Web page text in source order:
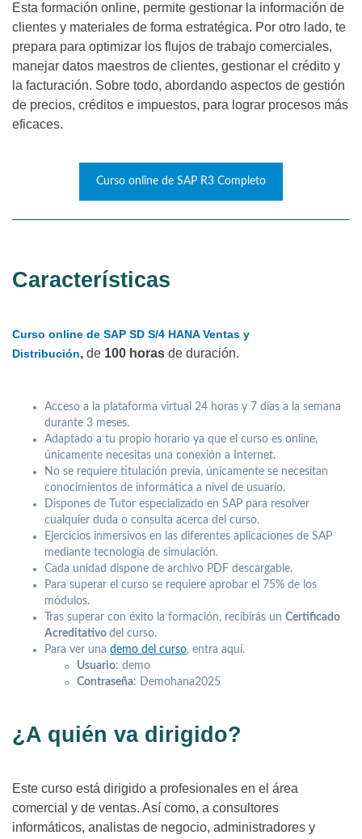
Esta formación online, permite gestionar la información de
clientes y materiales de forma estratégica. Por otro lado, te
prepara para optimizar los flujos de trabajo comerciales,
manejar datos maestros de clientes, gestionar el crédito y
la facturación. Sobre todo, abordando aspectos de gestión
de precios, créditos e impuestos, para lograr procesos más
eficaces.
Curso online de SAP R3 Completo
Características
Curso online de SAP SD S/4 HANA Ventas y
Distribución, de 100 horas de duración.
Acceso a la plataforma virtual 24 horas y 7 días a la semana
durante 3 meses.
Adaptado a tu propio horario ya que el curso es online,
únicamente necesitas una conexión a Internet.
No se requiere titulación previa, únicamente se necesitan
conocimientos de informática a nivel de usuario.
Dispones de Tutor especializado en SAP para resolver
cualquier duda o consulta acerca del curso.
Ejercicios inmersivos en las diferentes aplicaciones de SAP
mediante tecnología de simulación.
Cada unidad dispone de archivo PDF descargable.
Para superar el curso se requiere aprobar el 75% de los
módulos.
Tras superar con éxito la formación, recibirás un Certificado
Acreditativo del curso.
Para ver una demo del curso, entra aquí.
Usuario: demo
Contraseña: Demohana2025
¿A quién va dirigido?
Este curso está dirigido a profesionales en el área
comercial y de ventas. Así como, a consultores
informáticos, analistas de negocio, administradores y